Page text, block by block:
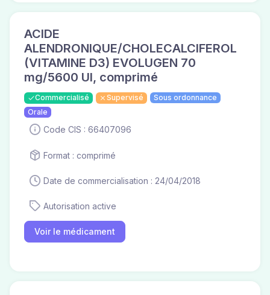
ACIDE
ALENDRONIQUE/CHOLECALCIFEROL
(VITAMINE D3) EVOLUGEN 70
mg/5600 UI, comprimé
Commercialisé Supervisé
Sous ordonnance
Orale
Code CIS : 66407096
Format : comprimé
Date de commercialisation : 24/04/2018
Autorisation active
Voir le médicament